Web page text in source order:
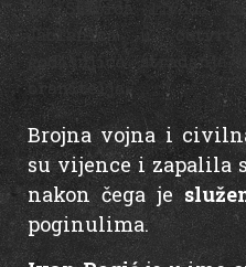
Na Stipića livadi
Jablanica u
godišnjica
branitelja.
Brojna vojna i
su vijence i zapalila
nakon čega je
poginulima.